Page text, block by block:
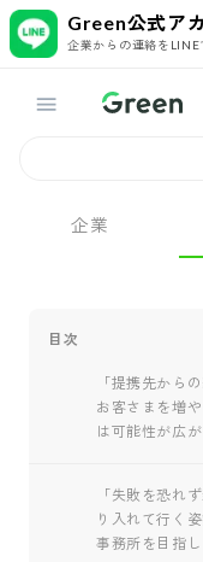
Green公式ア
企業からの連絡をLINE
企業
目次
「提携先から
お客さまを増
は可能性が広が
「失敗を恐れ
り入れて行く
事務所を目指し